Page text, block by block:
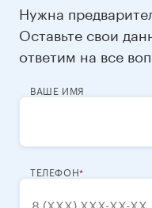
Нужна
Оставьте свои
ответим на все
ВАШЕ ИМЯ
ТЕЛЕФОН